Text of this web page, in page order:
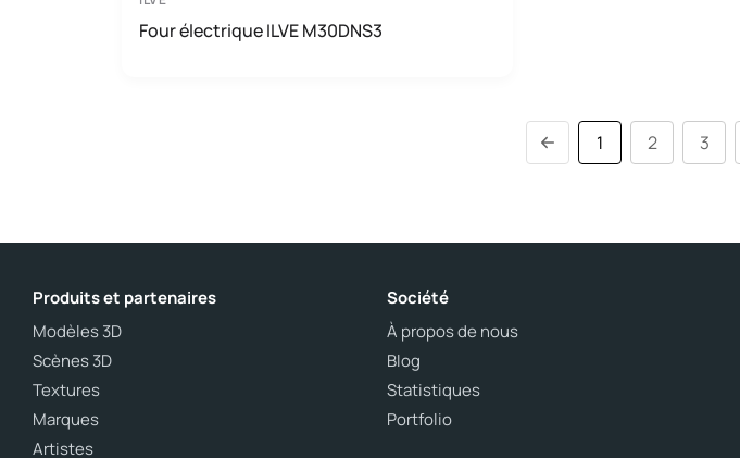
Four électrique ILVE M30DNS3
1 2 3
Produits et partenaires
Modèles 3D
Scènes 3D
Textures
Marques
Artistes
Société
À propos de nous
Blog
Statistiques
Portfolio